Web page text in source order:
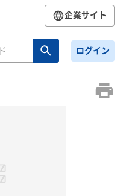
企業サイト
ログイン